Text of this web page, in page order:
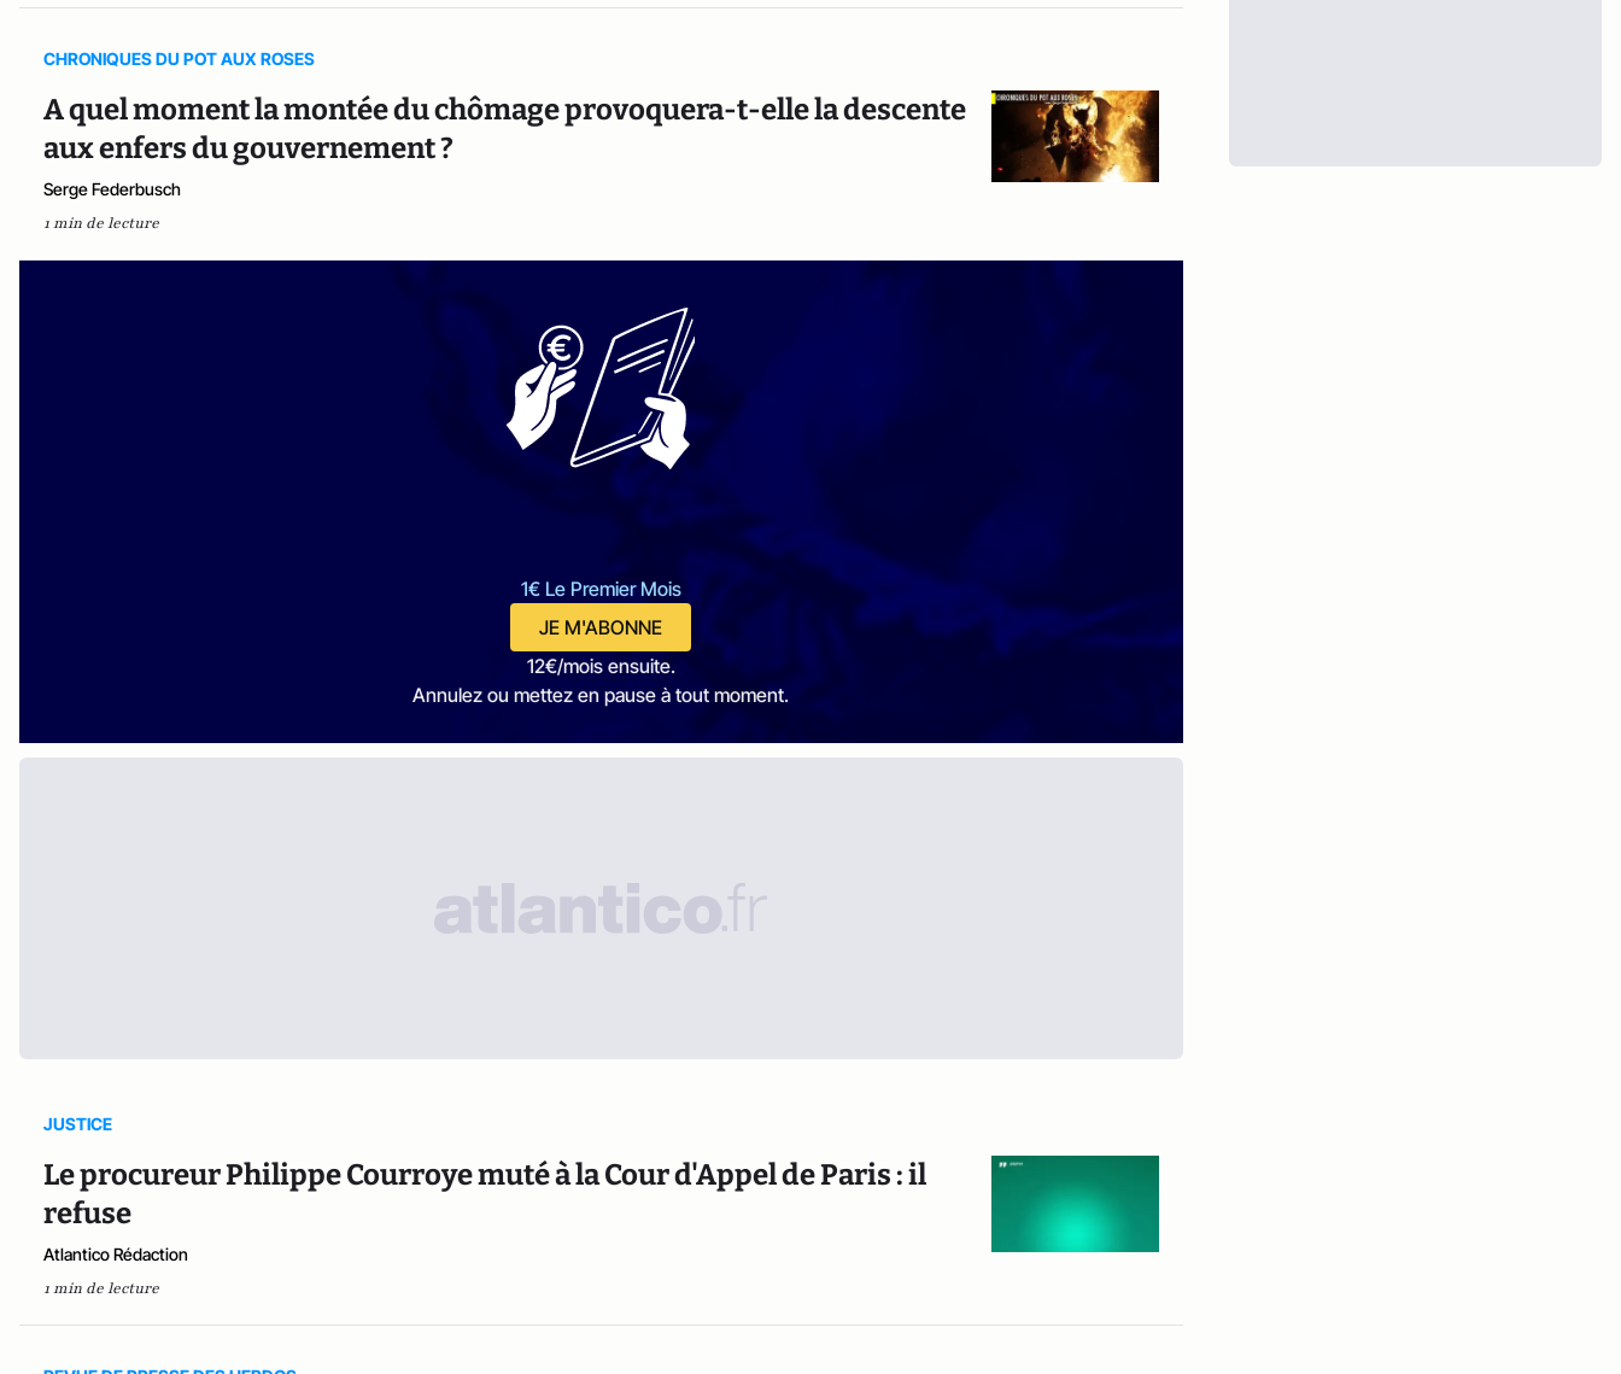
CHRONIQUES DU POT AUX ROSES
A quel moment la montée du chômage provoquera-t-elle la descente
aux enfers du gouvernement ?
Serge Federbusch
1 min de lecture
1€ Le Premier Mois
JE M'ABONNE
12€/mois ensuite.
Annulez ou mettez en pause à tout moment.
JUSTICE
Le procureur Philippe Courroye muté à la Cour d'Appel de Paris : il
refuse
Atlantico Rédaction
1 min de lecture